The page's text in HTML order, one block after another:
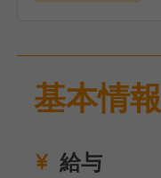
基本情報
給与